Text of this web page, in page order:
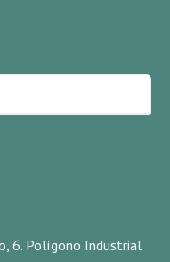
6. Polígono Industrial